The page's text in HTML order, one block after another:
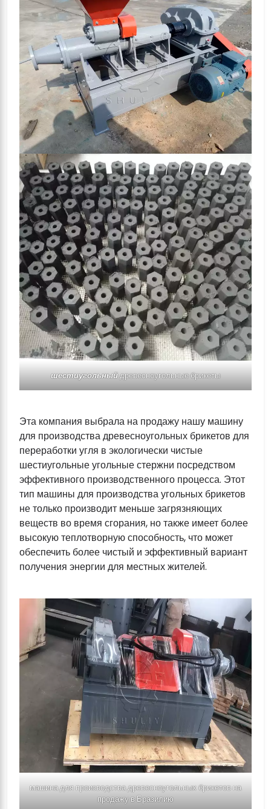
шестиугольныйдревесноугольные брикеты
Эта компания выбрала на продажу нашу машину
для производства древесноугольных брикетов для
переработки угля в экологически чистые
шестиугольные угольные стержни посредством
эффективного производственного процесса. Этот
тип машины для производства угольных брикетов
не только производит меньше загрязняющих
веществ во время сгорания, но также имеет более
высокую теплотворную способность, что может
обеспечить более чистый и эффективный вариант
получения энергии для местных жителей.
машина для производства древесноугольных брикетов на
продажу в Бразилию